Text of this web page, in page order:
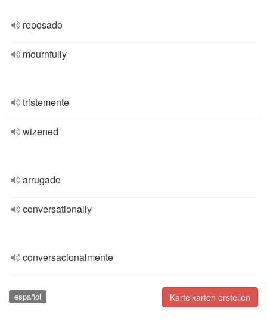
reposado
mournfully
tristemente
wizened
arrugado
conversationally
conversacionalmente
Karteikarten erstellen
español